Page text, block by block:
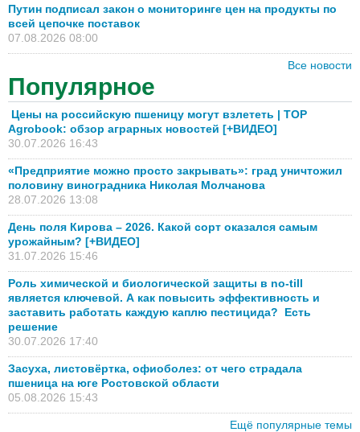
Путин подписал закон о мониторинге цен на продукты по
всей цепочке поставок
07.08.2026 08:00
Все новости
Популярное
Цены на российскую пшеницу могут взлететь | TOP
Agrobook: обзор аграрных новостей [+ВИДЕО]
30.07.2026 16:43
«Предприятие можно просто закрывать»: град уничтожил
половину виноградника Николая Молчанова
28.07.2026 13:08
День поля Кирова – 2026. Какой сорт оказался самым
урожайным? [+ВИДЕО]
31.07.2026 15:46
Роль химической и биологической защиты в no-till
является ключевой. А как повысить эффективность и
заставить работать каждую каплю пестицида? Есть
решение
30.07.2026 17:40
Засуха, листовёртка, офиоболез: от чего страдала
пшеница на юге Ростовской области
05.08.2026 15:43
Ещё популярные темы